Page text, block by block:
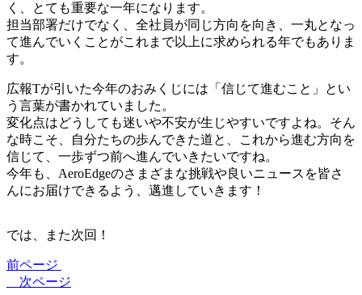
く、とても重要な一年になります。
担当部署だけでなく、全社員が同じ方向を向き、一丸となっ
て進んでいくことがこれまで以上に求められる年でもありま
す。
広報Tが引いた今年のおみくじには「信じて進むこと」とい
う言葉が書かれていました。
変化点はどうしても迷いや不安が生じやすいですよね。そん
な時こそ、自分たちの歩んできた道と、これから進む方向を
信じて、一歩ずつ前へ進んでいきたいですね。
今年も、AeroEdgeのさまざまな挑戦や良いニュースを皆さ
んにお届けできるよう、邁進していきます！
では、また次回！
前ページ
次ページ